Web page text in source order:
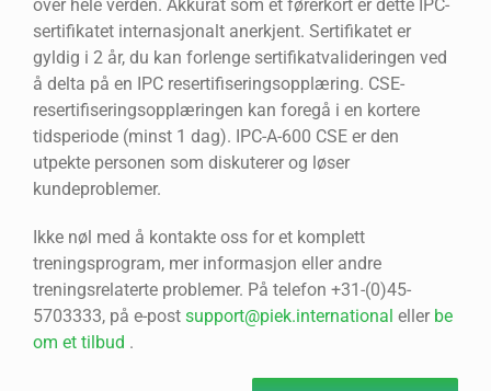
over hele verden. Akkurat som et førerkort er dette IPC-
sertifikatet internasjonalt anerkjent. Sertifikatet er
gyldig i 2 år, du kan forlenge sertifikatvalideringen ved
å delta på en IPC resertifiseringsopplæring. CSE-
resertifiseringsopplæringen kan foregå i en kortere
tidsperiode (minst 1 dag). IPC-A-600 CSE er den
utpekte personen som diskuterer og løser
kundeproblemer.
Ikke nøl med å kontakte oss for et komplett
treningsprogram, mer informasjon eller andre
treningsrelaterte problemer. På telefon +31-(0)45-
5703333, på e-post support@piek.international eller be
om et tilbud .